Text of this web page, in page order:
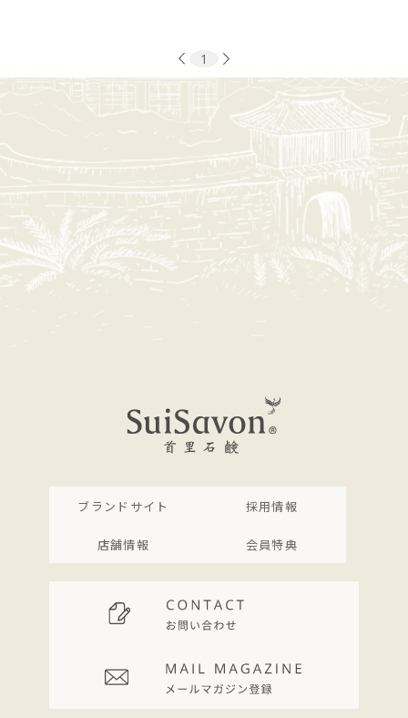
1
ブランドサイト 採用情報
店舗情報 会員特典